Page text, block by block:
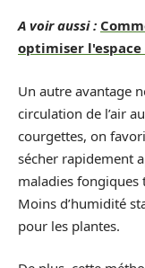
A voir aussi :
optimiser
Un autre avantage
circulation de l’air
courgettes, on
sécher rapidement
maladies fongiques
Moins d’humidité
pour les plantes.